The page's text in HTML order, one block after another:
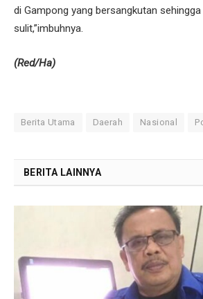
di Gampong yang bersangkutan
sulit,”imbuhnya.
(Red/Ha)
Berita Utama Daerah Nasional
BERITA LAINNYA